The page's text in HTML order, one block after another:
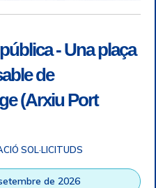
- Una plaça
de
(Arxiu Port
SOL·LICITUDS
de 2026